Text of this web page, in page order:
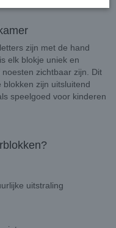
zijn met de hand
elk blokje uniek en
zichtbaar zijn. Dit
zijn uitsluitend
speelgoed voor kinderen
uitstraling